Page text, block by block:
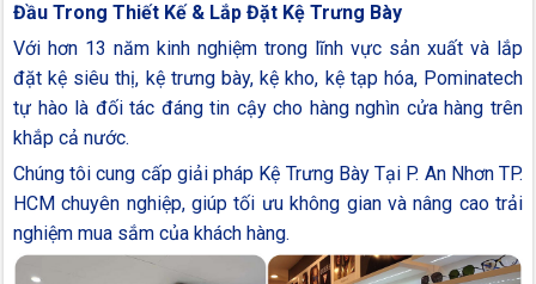
Đầu Trong Thiết Kế & Lắp Đặt Kệ Trưng Bày
Với hơn 13 năm kinh nghiệm trong lĩnh vực sản xuất và lắp
đặt kệ siêu thị, kệ trưng bày, kệ kho, kệ tạp hóa, Pominatech
tự hào là đối tác đáng tin cậy cho hàng nghìn cửa hàng trên
khắp cả nước.
Chúng tôi cung cấp giải pháp Kệ Trưng Bày Tại P. An Nhơn TP.
HCM chuyên nghiệp, giúp tối ưu không gian và nâng cao trải
nghiệm mua sắm của khách hàng.